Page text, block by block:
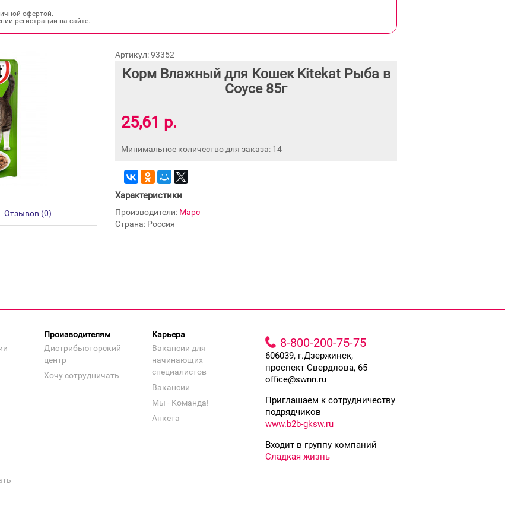
офертой.
регистрации на сайте.
Отзывов (0)
Артикул: 93352
Корм Влажный для Кошек Kitekat Рыба в
Соусе 85г
25,61 р.
Минимальное количество для заказа: 14
Характеристики
Производители: Марс
Страна: Россия
Производителям
Дистрибьюторский
центр
Хочу сотрудничать
Карьера
Вакансии для
начинающих
специалистов
Вакансии
Мы - Команда!
Анкета
8-800-200-75-75
606039, г.Дзержинск,
проспект Свердлова, 65
office@swnn.ru
Приглашаем к сотрудничеству
подрядчиков
www.b2b-gksw.ru
Входит в группу компаний
Сладкая жизнь